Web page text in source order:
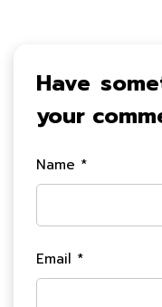
Have
your
Name *
Email *